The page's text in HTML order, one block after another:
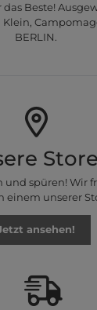
Beste!
Klein,
BERLIN.
und spüren! Wir
einem unserer
ansehen!